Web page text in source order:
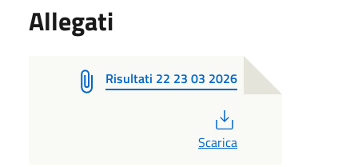
Allegati
Risultati 22 23 03 2026
Scarica